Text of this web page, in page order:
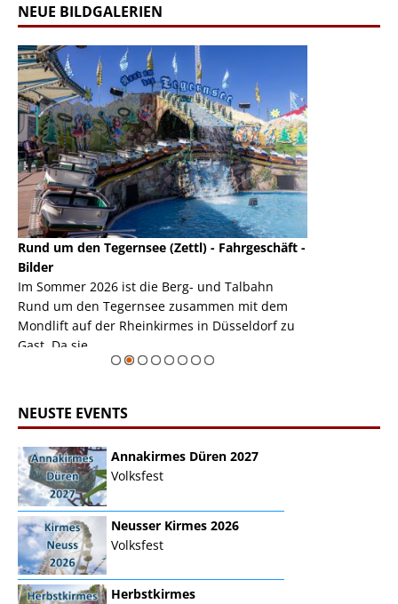
NEUE BILDGALERIEN
Rund um den Tegernsee (Zettl) - Fahrgeschäft -
Bilder
Im Sommer 2026 ist die Berg- und Talbahn
Rund um den Tegernsee zusammen mit dem
Mondlift auf der Rheinkirmes in Düsseldorf zu
Gast. Da sie ...
NEUSTE EVENTS
Annakirmes Düren 2027
Volksfest
Neusser Kirmes 2026
Volksfest
Herbstkirmes